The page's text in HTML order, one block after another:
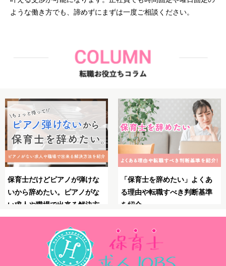
ような働き方でも、諦めずにまずは一度ご相談ください。
保育士としてのブランクが不
安！復職・再就職の前にやっ
ておくべきことや必要な準備
を解説！
保育士のやりがいとは？魅
力・大変さ・やりがいを感
る瞬間を紹介！